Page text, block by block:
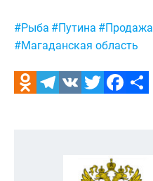
Метки:
#Рыба #Путина #Продажа
#Магаданская область